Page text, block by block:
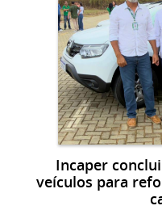
Incaper
veículos para